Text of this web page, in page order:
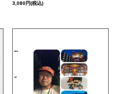
3,080円(税込)